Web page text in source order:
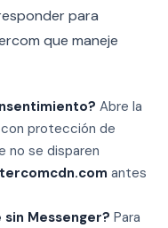
para
que maneje
Abre la
con protección de
no se disparen
antes
Messenger? Para